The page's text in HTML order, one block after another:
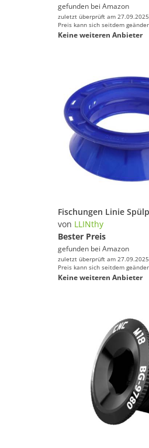
gefunden bei Amazon
zuletzt überprüft am
Preis kann sich seitdem
Keine weiteren Anbieter
von LLINthy
Bester Preis
gefunden bei Amazon
zuletzt überprüft am
Preis kann sich seitdem
Keine weiteren Anbieter